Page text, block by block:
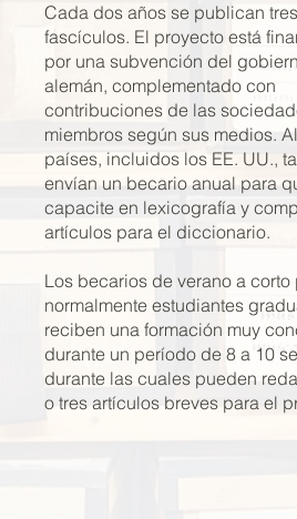
Cada dos años se publican tres
fascículos. El proyecto está
por una subvención del
alemán, complementado con
contribuciones de las
miembros según sus medios.
países, incluidos los EE. UU.,
envían un becario anual para
capacite en lexicografía y
artículos para el diccionario.
Los becarios de verano a corto
normalmente estudiantes
reciben una formación muy
durante un período de 8 a 10
durante las cuales pueden
o tres artículos breves para el